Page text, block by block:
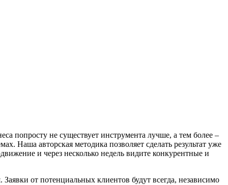
попросту не существует инструмента лучше, а тем более –
Наша авторская методика позволяет сделать результат уже
и через несколько недель видите конкурентные и
от потенциальных клиентов будут всегда, независимо